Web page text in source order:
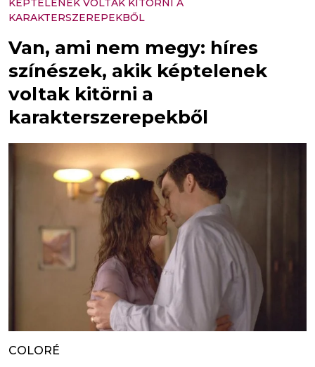
KÉPTELENEK VOLTAK KITÖRNI A
KARAKTERSZEREPEKBŐL
Van, ami nem megy: híres
színészek, akik képtelenek
voltak kitörni a
karakterszerepekből
COLORÉ